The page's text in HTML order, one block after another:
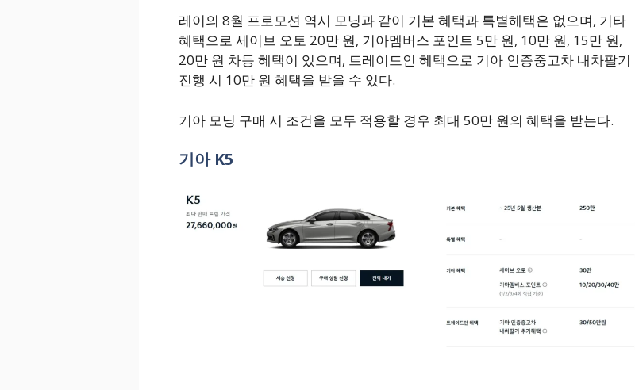
레이의 8월 프로모션 역시 모닝과 같이 기본 혜택과 특별헤택은 없으며, 기타
혜택으로 세이브 오토 20만 원, 기아멤버스 포인트 5만 원, 10만 원, 15만 원,
20만 원 차등 혜택이 있으며, 트레이드인 혜택으로 기아 인증중고차 내차팔기
진행 시 10만 원 혜택을 받을 수 있다.
기아 모닝 구매 시 조건을 모두 적용할 경우 최대 50만 원의 혜택을 받는다.
기아 K5